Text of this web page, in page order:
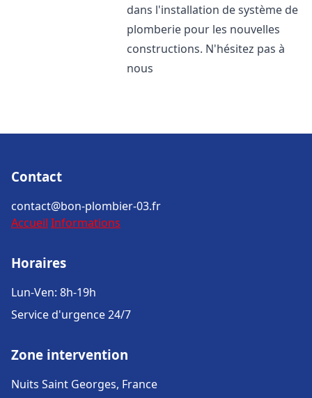
dans l'installation de système de
plomberie pour les nouvelles
constructions. N'hésitez pas à
nous
Contact
contact@bon-plombier-03.fr
Accueil Informations
Horaires
Lun-Ven: 8h-19h
Service d'urgence 24/7
Zone intervention
Nuits Saint Georges, France